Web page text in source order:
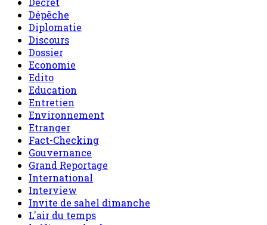
Dépêche
Diplomatie
Discours
Dossier
Economie
Edito
Education
Entretien
Environnement
Etranger
Fact-Checking
Gouvernance
Grand Reportage
International
Interview
Invite de sahel dimanche
L'air du temps